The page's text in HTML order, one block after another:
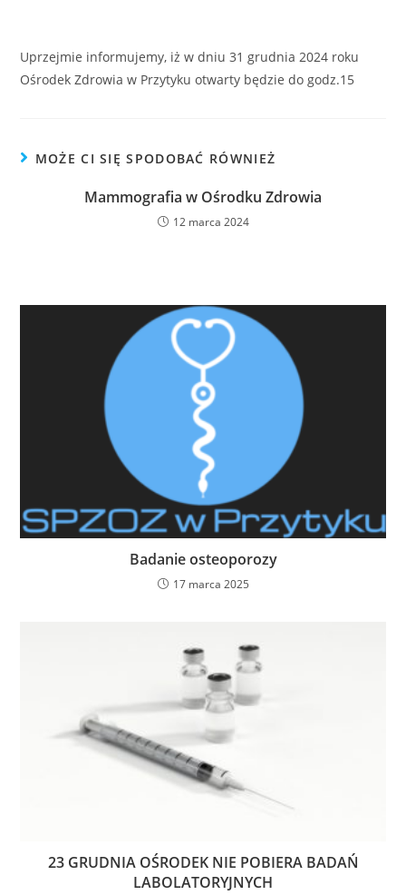
Uprzejmie informujemy, iż w dniu 31 grudnia 2024 roku
Ośrodek Zdrowia w Przytyku otwarty będzie do godz.15
MOŻE CI SIĘ SPODOBAĆ RÓWNIEŻ
Mammografia w Ośrodku Zdrowia
12 marca 2024
Badanie osteoporozy
17 marca 2025
23 GRUDNIA OŚRODEK NIE POBIERA BADAŃ
LABOLATORYJNYCH